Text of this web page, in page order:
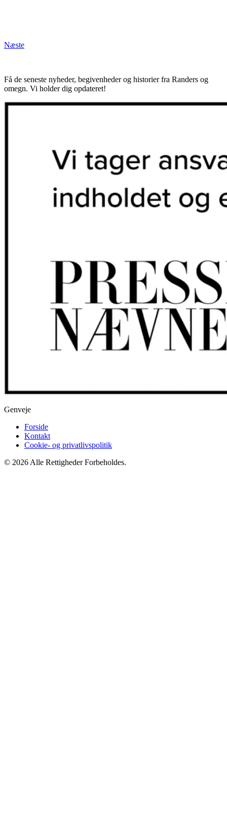
Næste
Få de seneste nyheder, begivenheder og historier fra Randers og
omegn. Vi holder dig opdateret!
Genveje
Forside
Kontakt
Cookie- og privatlivspolitik
© 2026 Alle Rettigheder Forbeholdes.